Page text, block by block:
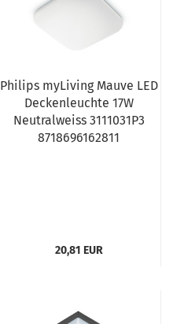
Philips myLiving Mauve LED
Deckenleuchte 17W
Neutralweiss 3111031P3
8718696162811
20,81 EUR